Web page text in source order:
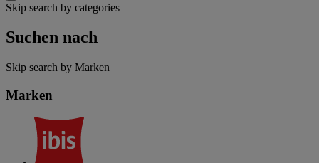
Skip search by categories
Suchen nach
Skip search by Marken
Marken